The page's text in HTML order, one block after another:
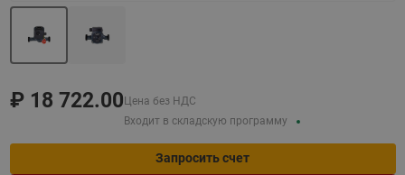
₽ 18 722.00 Цена без НДС
Входит в складскую программу
Запросить счет